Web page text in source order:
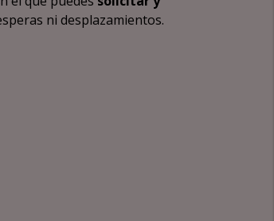
ni desplazamientos.